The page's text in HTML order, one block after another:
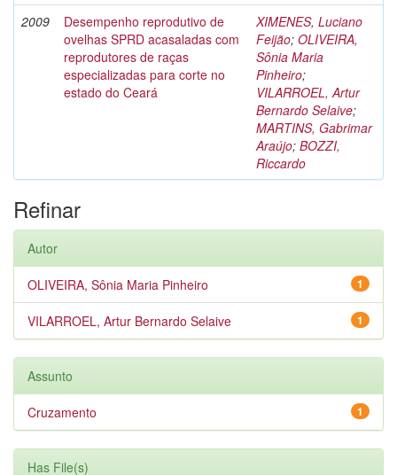
2009
Desempenho reprodutivo de
ovelhas SPRD acasaladas com
reprodutores de raças
especializadas para corte no
estado do Ceará
XIMENES, Luciano
Feijão; OLIVEIRA,
Sônia Maria
Pinheiro;
VILARROEL, Artur
Bernardo Selaive;
MARTINS, Gabrimar
Araújo; BOZZI,
Riccardo
Refinar
Autor
1
OLIVEIRA, Sônia Maria Pinheiro
1
VILARROEL, Artur Bernardo Selaive
Assunto
1
Cruzamento
Has File(s)